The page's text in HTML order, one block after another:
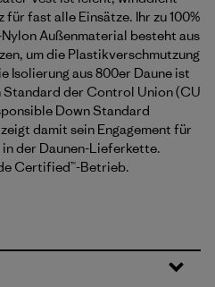
fast alle Einsätze. Ihr zu 100%
Außenmaterial besteht aus
um die Plastikverschmutzung
Isolierung aus 800er Daune ist
Standard der Control Union (CU
Down Standard
damit sein Engagement für
der Daunen-Lieferkette.
Certified™-Betrieb.